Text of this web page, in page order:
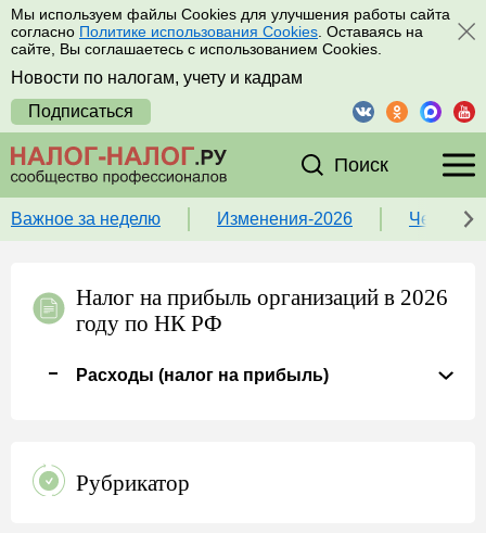
Мы используем файлы Cookies для улучшения работы сайта
согласно Политике использования Cookies . Оставаясь на
сайте, Вы соглашаетесь с использованием Cookies.
Новости по налогам, учету и кадрам
Подписаться
Поиск
Важное за неделю Изменения-2026 Чек-
Налог на прибыль организаций в 2026
году по НК РФ
Расходы (налог на прибыль)
Рубрикатор